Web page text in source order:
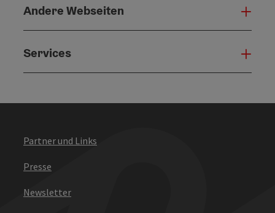
Andere Webseiten
Services
Partner und Links
Presse
Newsletter